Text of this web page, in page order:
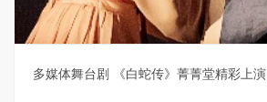
多媒体舞台剧 《白蛇传》菁菁堂精彩上演